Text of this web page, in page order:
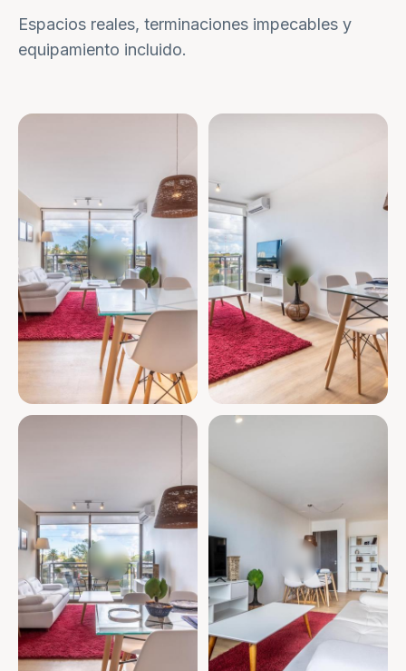
Espacios reales, terminaciones impecables y
equipamiento incluido.